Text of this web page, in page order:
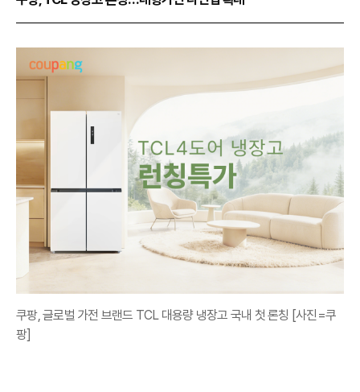
쿠팡, 글로벌 가전 브랜드 TCL 대용량 냉장고 국내 첫 론칭 [사진=쿠
팡]